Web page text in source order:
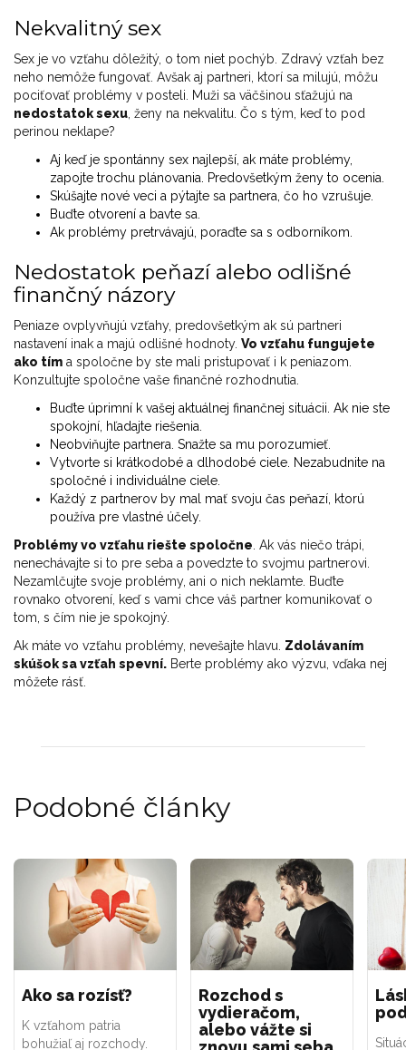
Nekvalitný sex
Sex je vo vzťahu dôležitý, o tom niet pochýb. Zdravý vzťah bez
neho nemôže fungovať. Avšak aj partneri, ktorí sa milujú, môžu
pociťovať problémy v posteli. Muži sa väčšinou sťažujú na
nedostatok sexu, ženy na nekvalitu. Čo s tým, keď to pod
perinou neklape?
Aj keď je spontánny sex najlepší, ak máte problémy,
zapojte trochu plánovania. Predovšetkým ženy to ocenia.
Skúšajte nové veci a pýtajte sa partnera, čo ho vzrušuje.
Buďte otvorení a bavte sa.
Ak problémy pretrvávajú, poraďte sa s odborníkom.
Nedostatok peňazí alebo odlišné
finančný názory
Peniaze ovplyvňujú vzťahy, predovšetkým ak sú partneri
nastavení inak a majú odlišné hodnoty. Vo vzťahu fungujete
ako tím a spoločne by ste mali pristupovať i k peniazom.
Konzultujte spoločne vaše finančné rozhodnutia.
Buďte úprimní k vašej aktuálnej finančnej situácii. Ak nie ste
spokojní, hľadajte riešenia.
Neobviňujte partnera. Snažte sa mu porozumieť.
Vytvorte si krátkodobé a dlhodobé ciele. Nezabudnite na
spoločné i individuálne ciele.
Každý z partnerov by mal mať svoju čas peňazí, ktorú
používa pre vlastné účely.
Problémy vo vzťahu riešte spoločne. Ak vás niečo trápi,
nenechávajte si to pre seba a povedzte to svojmu partnerovi.
Nezamlčujte svoje problémy, ani o nich neklamte. Buďte
rovnako otvorení, keď s vami chce váš partner komunikovať o
tom, s čím nie je spokojný.
Ak máte vo vzťahu problémy, nevešajte hlavu. Zdolávaním
skúšok sa vzťah spevní. Berte problémy ako výzvu, vďaka nej
môžete rásť.
Podobné články
Ako sa rozísť?
K vzťahom patria
bohužiaľ aj rozchody.
Rozchod s
vydieračom,
alebo vážte si